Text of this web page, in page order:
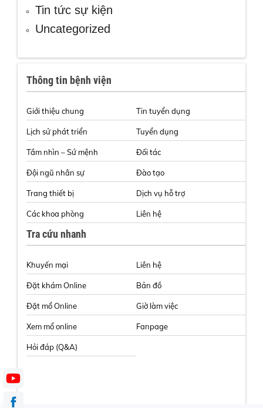
Tin tức sự kiện
Uncategorized
Thông tin bệnh viện
Giới thiệu chung
Lịch sử phát triển
Tầm nhìn – Sứ mệnh
Đội ngũ nhân sự
Trang thiết bị
Các khoa phòng
Tin tuyển dụng
Tuyển dụng
Đối tác
Đào tạo
Dịch vụ hỗ trợ
Liên hệ
Tra cứu nhanh
Khuyến mại
Đặt khám Online
Đặt mổ Online
Xem mổ online
Hỏi đáp (Q&A)
Liên hệ
Bản đồ
Giờ làm việc
Fanpage